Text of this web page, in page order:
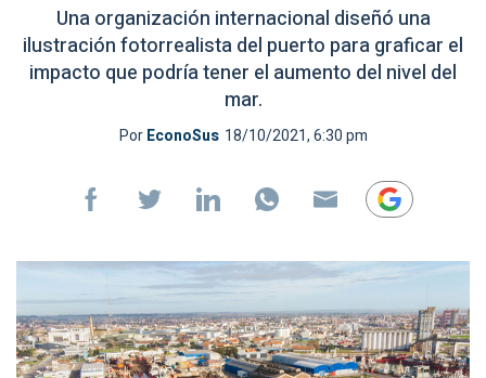
Una organización internacional diseñó una
ilustración fotorrealista del puerto para graficar el
impacto que podría tener el aumento del nivel del
mar.
PorEconoSus 18/10/2021, 6:30 pm